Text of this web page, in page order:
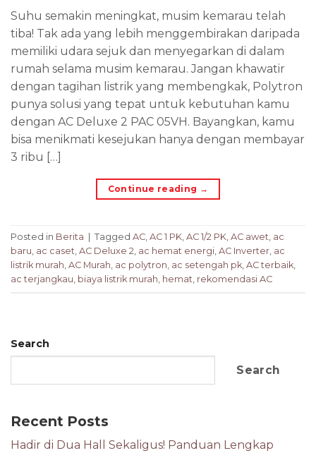
Suhu semakin meningkat, musim kemarau telah
tiba! Tak ada yang lebih menggembirakan daripada
memiliki udara sejuk dan menyegarkan di dalam
rumah selama musim kemarau. Jangan khawatir
dengan tagihan listrik yang membengkak, Polytron
punya solusi yang tepat untuk kebutuhan kamu
dengan AC Deluxe 2 PAC 05VH. Bayangkan, kamu
bisa menikmati kesejukan hanya dengan membayar
3 ribu […]
Continue reading →
Posted in Berita Tagged AC, AC 1 PK, AC 1/2 PK, AC awet, ac
baru, ac caset, AC Deluxe 2, ac hemat energi, AC Inverter, ac
listrik murah, AC Murah, ac polytron, ac setengah pk, AC terbaik,
ac terjangkau, biaya listrik murah, hemat, rekomendasi AC
Search
Search
Recent Posts
Hadir di Dua Hall Sekaligus! Panduan Lengkap